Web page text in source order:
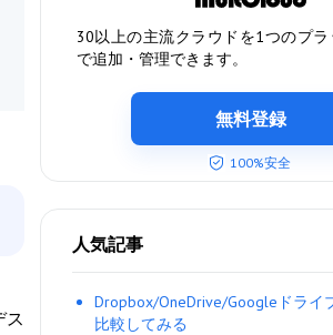
ス
30以上の主流クラウドを1つのプ
で追加・管理できます。
無料登録
100%安全
人気記事
Dropbox/OneDrive/Googleドライ
比較してみる